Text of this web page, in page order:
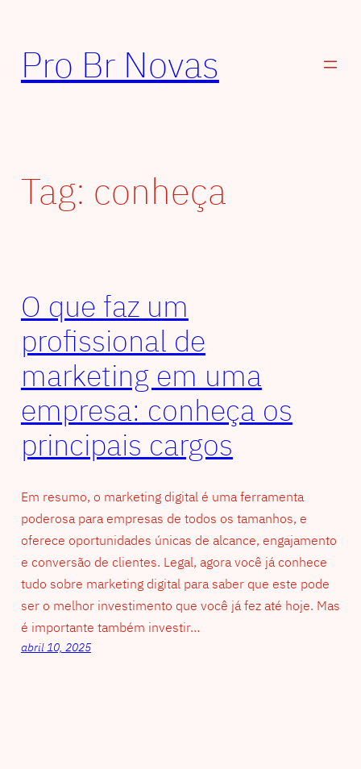
conteúdo
Pro Br Novas
Tag: conheça
O que faz um
profissional de
marketing em uma
empresa: conheça os
principais cargos
Em resumo, o marketing digital é uma ferramenta
poderosa para empresas de todos os tamanhos, e
oferece oportunidades únicas de alcance, engajamento
e conversão de clientes. Legal, agora você já conhece
tudo sobre marketing digital para saber que este pode
ser o melhor investimento que você já fez até hoje. Mas
é importante também investir…
abril 10, 2025